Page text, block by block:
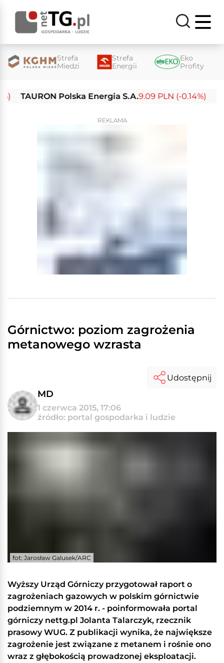
Strefa
Miedzi
Strefa
Energii
Eko
Profity
Polska Energia S.A.9.09 PLN (-0.14%) Enea
REKLAMA
Górnictwo: poziom zagrożenia
metanowego wzrasta
MD
1 czerwca 2015, 17:06
źródło: portal gospodarka i ludzie
Udostępnij
fot: Jarosław Galusek/ARC
Wyższy Urząd Górniczy przygotował raport o
zagrożeniach gazowych w polskim górnictwie
podziemnym w 2014 r. - poinformowała portal
górniczy nettg.pl Jolanta Talarczyk, rzecznik
prasowy WUG. Z publikacji wynika, że największe
zagrożenie jest związane z metanem i rośnie ono
wraz z głębokością prowadzonej eksploatacji.